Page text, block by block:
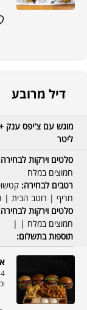
דיל מרובע
ליטר
סלטים וירקות
חמוצים במלח
רטבים לבחירה:
חריף | רוטב הבית |
סלטים וירקות
חמוצים במלח | |
תוספות בתשלום: